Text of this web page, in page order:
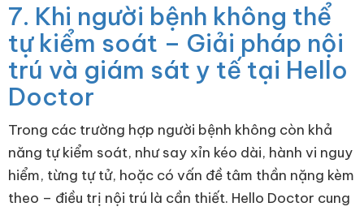
7. Khi người bệnh không thể
tự kiểm soát – Giải pháp nội
trú và giám sát y tế tại Hello
Doctor
Trong các trường hợp người bệnh không còn khả
năng tự kiểm soát, như say xỉn kéo dài, hành vi nguy
hiểm, từng tự tử, hoặc có vấn đề tâm thần nặng kèm
theo – điều trị nội trú là cần thiết. Hello Doctor cung